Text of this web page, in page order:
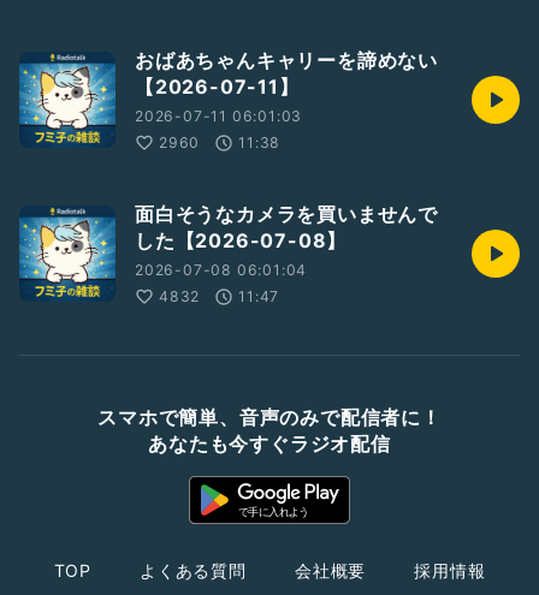
おばあちゃんキャリーを諦めない
【2026-07-11】
2026-07-11 06:01:03
2960
11:38
面白そうなカメラを買いませんで
した【2026-07-08】
2026-07-08 06:01:04
4832
11:47
スマホで簡単、音声のみで配信者に！
あなたも今すぐラジオ配信
TOP よくある質問 会社概要 採用情報